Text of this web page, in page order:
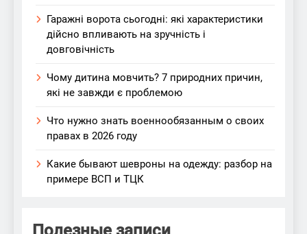
Гаражні ворота сьогодні: які характеристики
дійсно впливають на зручність і
довговічність
Чому дитина мовчить? 7 природних причин,
які не завжди є проблемою
Что нужно знать военнообязанным о своих
правах в 2026 году
Какие бывают шевроны на одежду: разбор на
примере ВСП и ТЦК